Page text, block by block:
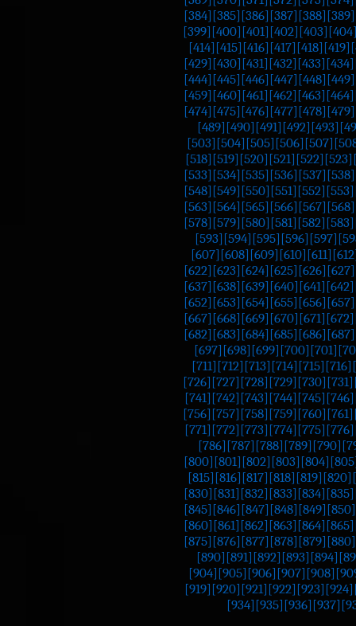
[384] [385] [386] [387] [388] [389]
[399] [400] [401] [402] [403]
[414] [415] [416] [417] [418] [419]
[429] [430] [431] [432] [433] [434]
[444] [445] [446] [447] [448] [449]
[459] [460] [461] [462] [463] [464]
[474] [475] [476] [477] [478] [479]
[489] [490] [491] [492] [493]
[503] [504] [505] [506] [507]
[518] [519] [520] [521] [522] [523]
[533] [534] [535] [536] [537] [538]
[548] [549] [550] [551] [552] [553]
[563] [564] [565] [566] [567] [568]
[578] [579] [580] [581] [582] [583]
[593] [594] [595] [596] [597]
[607] [608] [609] [610] [611]
[622] [623] [624] [625] [626] [627]
[637] [638] [639] [640] [641] [642]
[652] [653] [654] [655] [656] [657]
[667] [668] [669] [670] [671] [672]
[682] [683] [684] [685] [686] [687]
[697] [698] [699] [700] [701]
[711] [712] [713] [714] [715] [716]
[726] [727] [728] [729] [730] [731]
[741] [742] [743] [744] [745] [746]
[756] [757] [758] [759] [760] [761]
[771] [772] [773] [774] [775] [776]
[786] [787] [788] [789] [790]
[800] [801] [802] [803] [804]
[815] [816] [817] [818] [819] [820]
[830] [831] [832] [833] [834] [835]
[845] [846] [847] [848] [849] [850]
[860] [861] [862] [863] [864] [865]
[875] [876] [877] [878] [879] [880]
[890] [891] [892] [893] [894]
[904] [905] [906] [907] [908]
[919] [920] [921] [922] [923] [924]
[934] [935] [936] [937]